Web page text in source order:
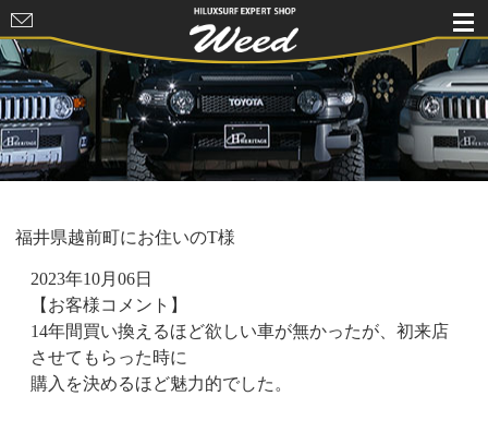
HILUXSURF
EXPERT
SHOP Weed
福井県越前町にお住いのT様
2023年10月06日
【お客様コメント】
14年間買い換えるほど欲しい車が無かったが、初来店
させてもらった時に
購入を決めるほど魅力的でした。